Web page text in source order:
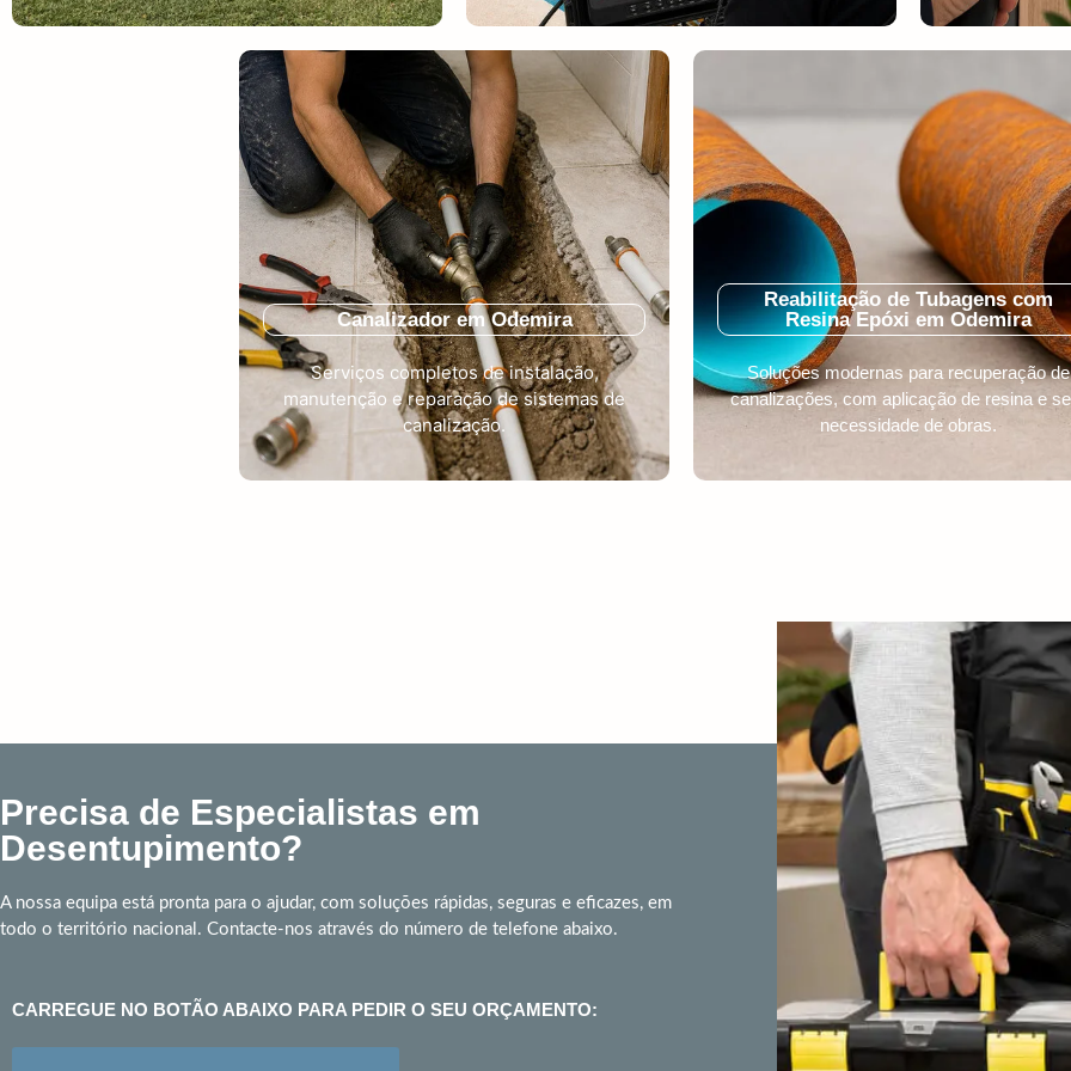
Canalizador em Odemira
Serviços completos de instalação,
manutenção e reparação de sistemas de
canalização.
Reabilitação de Tubagens com
Resina Epóxi em Odemira
Soluções modernas para recuperação de
canalizações, com aplicação de resina e
necessidade de obras.
Precisa de Especialistas em
Desentupimento?
A nossa equipa está pronta para o ajudar, com soluções rápidas, seguras e eficazes, em
todo o território nacional. Contacte-nos através do número de telefone abaixo.
CARREGUE NO BOTÃO ABAIXO PARA PEDIR O SEU ORÇAMENTO: